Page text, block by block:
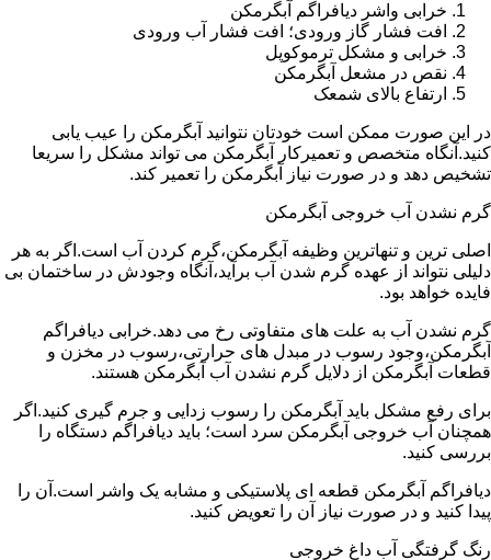
خرابی واشر دیافراگم آبگرمکن
افت فشار گاز ورودی؛ افت فشار آب ورودی
خرابی و مشکل ترموکوپل
نقص در مشعل آبگرمکن
ارتفاع بالای شمعک
در این صورت ممکن است خودتان نتوانید آبگرمکن را عیب یابی
کنید.آنگاه متخصص و تعمیرکار آبگرمکن می تواند مشکل را سریعا
تشخیص دهد و در صورت نیاز آبگرمکن را تعمیر کند.
گرم نشدن آب خروجی آبگرمکن
اصلی ترین و تنهاترین وظیفه آبگرمکن،گرم کردن آب است.اگر به هر
دلیلی نتواند از عهده گرم شدن آب برآید،آنگاه وجودش در ساختمان بی
فایده خواهد بود.
گرم نشدن آب به علت های متفاوتی رخ می دهد.خرابی دیافراگم
آبگرمکن،وجود رسوب در مبدل های حرارتی،رسوب در مخزن و
قطعات آبگرمکن از دلایل گرم نشدن آب آبگرمکن هستند.
برای رفع مشکل باید آبگرمکن را رسوب زدایی و جرم گیری کنید.اگر
همچنان آب خروجی آبگرمکن سرد است؛ باید دیافراگم دستگاه را
بررسی کنید.
دیافراگم آبگرمکن قطعه ای پلاستیکی و مشابه یک واشر است.آن را
پیدا کنید و در صورت نیاز آن را تعویض کنید.
رنگ گرفتگی آب داغ خروجی